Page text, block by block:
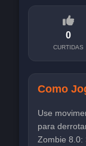
0
CURTIDAS
Como
Use
para
Zombie 8.0: